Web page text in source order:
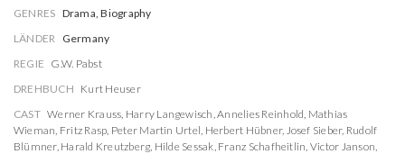
GENRES Drama, Biography
LÄNDER Germany
REGIE G.W. Pabst
DREHBUCH Kurt Heuser
CAST Werner Krauss, Harry Langewisch,Annelies Reinhold, Mathias
Wieman, Fritz Rasp, Peter Martin Urtel, Herbert Hübner, Josef Sieber, Rudolf
Blümner, Harald Kreutzberg, Hilde Sessak, Franz Schafheitlin, Victor Janson,